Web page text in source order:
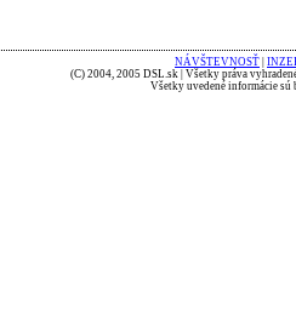
NÁVŠTEVNOSŤ
(C) 2004, 2005 DSL.sk | Všetky práva
Všetky uvedené informácie sú